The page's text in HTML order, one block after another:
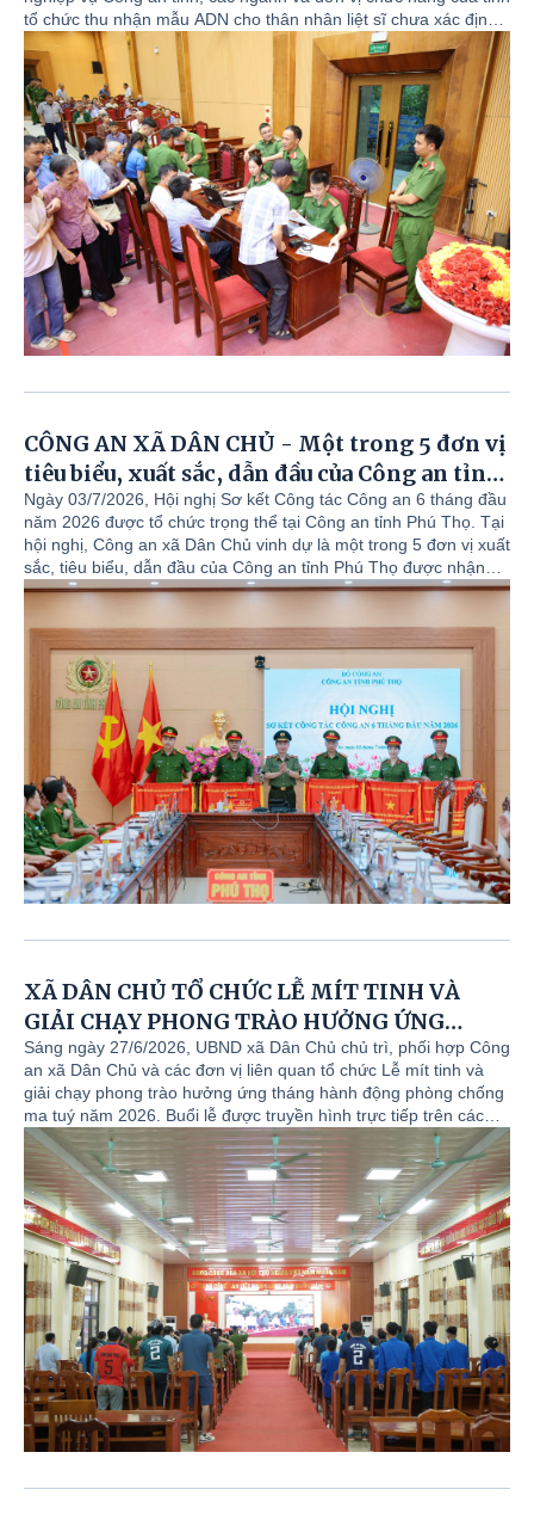
tổ chức thu nhận mẫu ADN cho thân nhân liệt sĩ chưa xác định
danh tính trên địa bàn xã Dân Chủ. Dự chương trình có đồng
chí đồng chí Đỗ Quốc Hà – Phó bí thư Đảng ủy, Chủ tịch UBND
xã; đồng chí Phạm Quang Đăng – Ủy viên ban thường vụ, Phó
Chủ tịch UBND xã; lãnh đạo, chuyên viên phòng Văn hóa – Xã
hội cùng thân nhân gia đình các anh hùng liệt sỹ.
CÔNG AN XÃ DÂN CHỦ - Một trong 5 đơn vị
tiêu biểu, xuất sắc, dẫn đầu của Công an tỉnh
trong thực hiện phong trào thi đua “Vì an
ninh Tổ quốc” năm 2025 vinh dự nhận Cờ
thi đua của Chính phủ
Ngày 03/7/2026, Hội nghị Sơ kết Công tác Công an 6 tháng đầu
năm 2026 được tổ chức trọng thể tại Công an tỉnh Phú Thọ. Tại
hội nghị, Công an xã Dân Chủ vinh dự là một trong 5 đơn vị xuất
sắc, tiêu biểu, dẫn đầu của Công an tỉnh Phú Thọ được nhận
Cờ thi đua của Chính phủ trao tặng cho các đơn vị trong phong
trào thi đua “Vì an ninh Tổ quốc” năm 2025. Đồng chí Thiếu tá
Đàm Thanh Hải, Uỷ viên Ban Thường vụ Đảng ủy, Bí thư chi bộ,
Trưởng Công an xã vinh dự thay mặt cho toàn lực lượng Công
an xã Dân Chủ đón nhận danh hiệu cao quý này.
XÃ DÂN CHỦ TỔ CHỨC LỄ MÍT TINH VÀ
GIẢI CHẠY PHONG TRÀO HƯỞNG ỨNG
THÁNG HÀNH ĐỘNG PHÒNG CHỐNG MA
TUÝ NĂM 2026
Sáng ngày 27/6/2026, UBND xã Dân Chủ chủ trì, phối hợp Công
an xã Dân Chủ và các đơn vị liên quan tổ chức Lễ mít tinh và
giải chạy phong trào hưởng ứng tháng hành động phòng chống
ma tuý năm 2026. Buổi lễ được truyền hình trực tiếp trên các
kênh An ninh TV, kênh H2 - Truyền hình Hà Nội, fanpage Cục
C04 - Bộ Công an, Báo - Đài phát thanh truyền hình tỉnh Phú
Thọ,... kết nối điểm cầu từ Trung ương đến cấp xã!